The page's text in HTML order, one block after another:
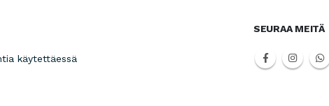
käytettäessä
SEURAA MEITÄ